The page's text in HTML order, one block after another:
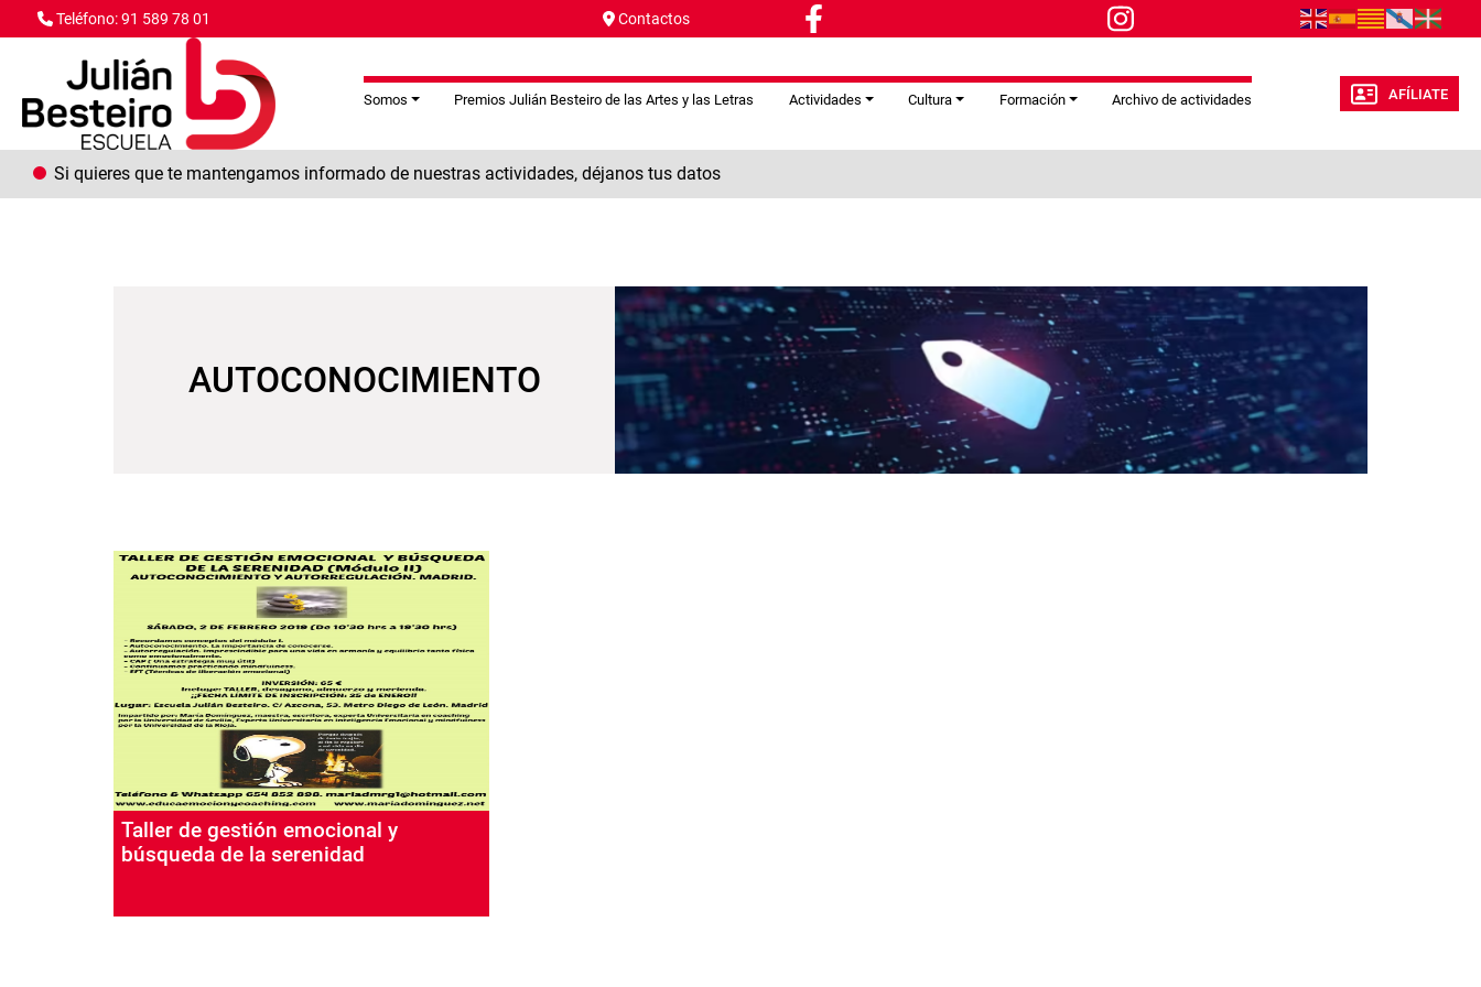
Pasar al contenido principal
Teléfono: 91 589 78 01 Contactos
Somos Premios Julián Besteiro de las Artes y las Letras Actividades Cultura Formación Archivo de actividades AFÍLIATE
Si quieres que te mantengamos informado de nuestras actividades, déjanos tus datos
AUTOCONOCIMIENTO
Taller de gestión emocional y
búsqueda de la serenidad